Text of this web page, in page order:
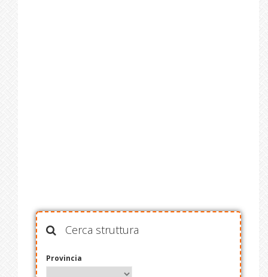
Cerca struttura
Provincia